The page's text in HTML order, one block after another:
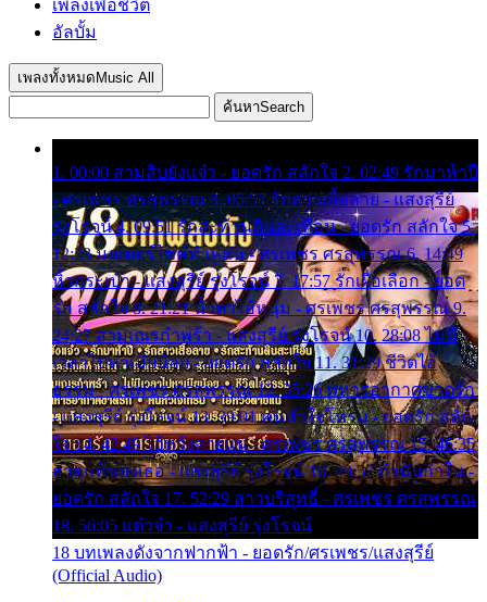
เพลงเพื่อชีวิต
อัลบั้ม
เพลงทั้งหมด Music All
ค้นหาSearch
1. 00:00 สามสิบยังแจ๋ว - ยอดรัก สลักใจ 2. 02:49 รักมาห้าปี
- ศรเพชร ศรสุพรรณ 3. 05:57 รักสาวเสื้อลาย - แสงสุรีย์
รุ่งโรจน์ 4. 09:51 รักสะท้านดินสะเทือน - ยอดรัก สลักใจ 5.
12:23 มอเตอร์ไซค์ทำหล่น - ศรเพชร ศรสุพรรณ 6. 14:49
หิ้วกระเป๋า - แสงสุรีย์ รุ่งโรจน์ 7. 17:57 รักเผื่อเลือก - ยอด
รัก สลักใจ 8. 21:21 น้ำตาไอ้หนุ่ม - ศรเพชร ศรสุพรรณ 9.
24:27 สามเณรกำพร้า - แสงสุรีย์ รุ่งโรจน์ 10. 28:08 ไม่มี
เวลาไปหาเมียน้อย - ยอดรัก สลักใจ 11. 31:29 ชีวิตไอ้
ธรรม - ศรเพชร ศรสุพรรณ 12. 35:26 ทหารอากาศขาดรัก
- แสงสุรีย์ รุ่งโรจน์ 13. 39:01 คนหัวใจโทรม - ยอดรัก สลัก
ใจ 14. 42:49 ไอ้หวังตายแน่ - ศรเพชร ศรสุพรรณ 15. 46:35
ธาตุแท้ของเธอ - แสงสุรีย์ รุ่งโรจน์ 16. 49:57 กำนันกำใน -
ยอดรัก สลักใจ 17. 52:29 สาวบริสุทธิ์ - ศรเพชร ศรสุพรรณ
18. 56:05 แต๋วจ๋า - แสงสุรีย์ รุ่งโรจน์
18 บทเพลงดังจากฟากฟ้า - ยอดรัก/ศรเพชร/แสงสุรีย์
(Official Audio)